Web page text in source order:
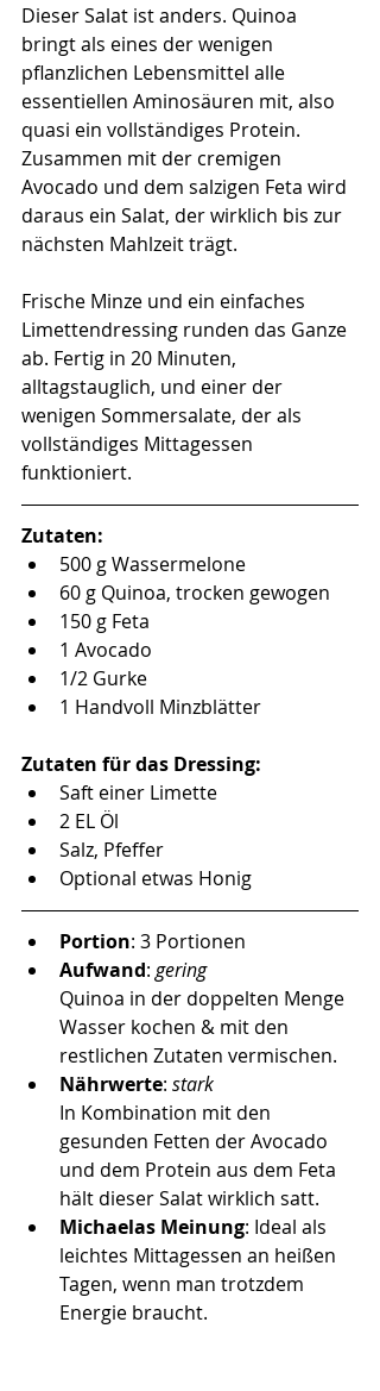
Dieser Salat ist anders. Quinoa
bringt als eines der wenigen
pflanzlichen Lebensmittel alle
essentiellen Aminosäuren mit, also
quasi ein vollständiges Protein.
Zusammen mit der cremigen
Avocado und dem salzigen Feta wird
daraus ein Salat, der wirklich bis zur
nächsten Mahlzeit trägt.
Frische Minze und ein einfaches
Limettendressing runden das Ganze
ab. Fertig in 20 Minuten,
alltagstauglich, und einer der
wenigen Sommersalate, der als
vollständiges Mittagessen
funktioniert.
Zutaten:
500 g Wassermelone
60 g Quinoa, trocken gewogen
150 g Feta
1 Avocado
1/2 Gurke
1 Handvoll Minzblätter
Zutaten für das Dressing:
Saft einer Limette
2 EL Öl
Salz, Pfeffer
Optional etwas Honig
Portion: 3 Portionen
Aufwand: gering
Quinoa in der doppelten Menge
Wasser kochen & mit den
restlichen Zutaten vermischen.
Nährwerte: stark
In Kombination mit den
gesunden Fetten der Avocado
und dem Protein aus dem Feta
hält dieser Salat wirklich satt.
Michaelas Meinung: Ideal als
leichtes Mittagessen an heißen
Tagen, wenn man trotzdem
Energie braucht.